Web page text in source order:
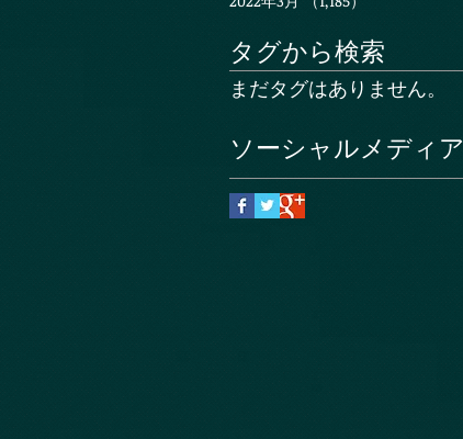
タグから検索
まだタグはありません。
ソーシャルメディア